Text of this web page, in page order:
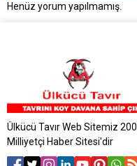
Henüz yorum yapılmamış.
Ülkücü Tavır Web Sitemiz
Milliyetçi Haber Sitesi'dir